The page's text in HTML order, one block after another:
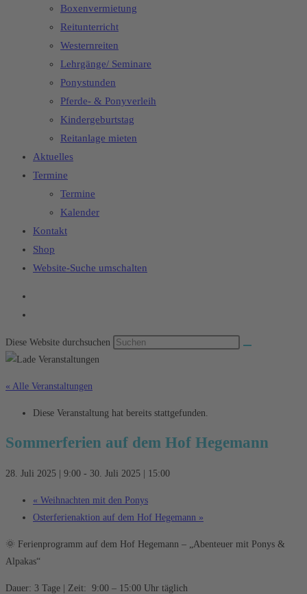
Boxenvermietung
Reitunterricht
Westernreiten
Lehrgänge/ Seminare
Ponystunden
Pferde- & Ponyverleih
Kindergeburtstag
Reitanlage mieten
Aktuelles
Termine
Termine
Kalender
Kontakt
Shop
Website-Suche umschalten
Diese Website durchsuchen
« Alle Veranstaltungen
Diese Veranstaltung hat bereits stattgefunden.
Sommerferien auf dem Hof Hegemann
28. Juli 2025 | 9:00 - 30. Juli 2025 | 15:00
« Weihnachten mit den Ponys
Osterferienaktion auf dem Hof Hegemann »
🌞 Ferienprogramm auf dem Hof Hegemann – „Abenteuer mit Ponys &
Alpakas“
Dauer: 3 Tage | Zeit: 9:00 – 15:00 Uhr täglich